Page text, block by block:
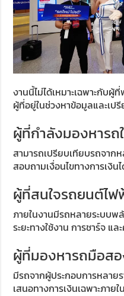
งานนี้ไม่ได้เหมาะเฉพาะกับ
ผู้ที่อยู่ในช่วงหาข้อมูลและเป
ผู้ที่กำลังมองหารถ
สามารถเปรียบเทียบรถจาก
สอบถามเงื่อนไขทางการเงิน
ผู้ที่สนใจรถยนต์ไฟ
ภายในงานมีรถหลายระบบพ
ระยะทางใช้งาน การชาร์จ แ
ผู้ที่มองหารถมือส
มีรถจากผู้ประกอบการหลาย
เสนอทางการเงินเฉพาะภายใ